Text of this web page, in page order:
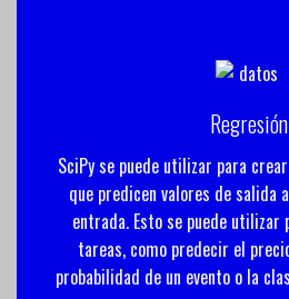
Regresión
SciPy se puede utilizar para
que predicen valores de salida
entrada. Esto se puede utilizar
tareas, como predecir el
probabilidad de un evento o la